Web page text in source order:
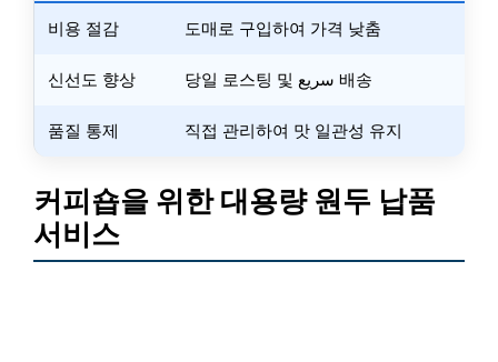
비용 절감 도매로 구입하여 가격 낮춤
신선도 향상 당일 로스팅 및 سريع 배송
품질 통제 직접 관리하여 맛 일관성 유지
커피숍을 위한 대용량 원두 납품
서비스